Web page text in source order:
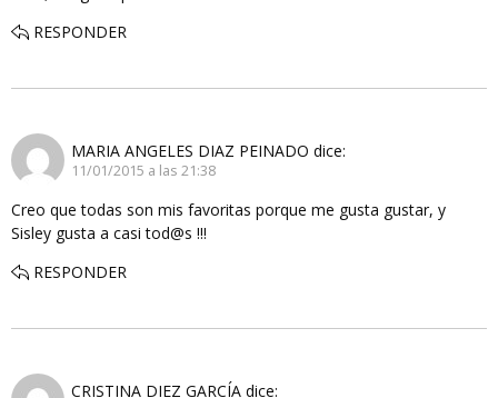
RESPONDER
MARIA ANGELES DIAZ PEINADO dice:
11/01/2015 a las 21:38
Creo que todas son mis favoritas porque me gusta gustar, y
Sisley gusta a casi tod@s !!!
RESPONDER
CRISTINA DIEZ GARCÍA dice: